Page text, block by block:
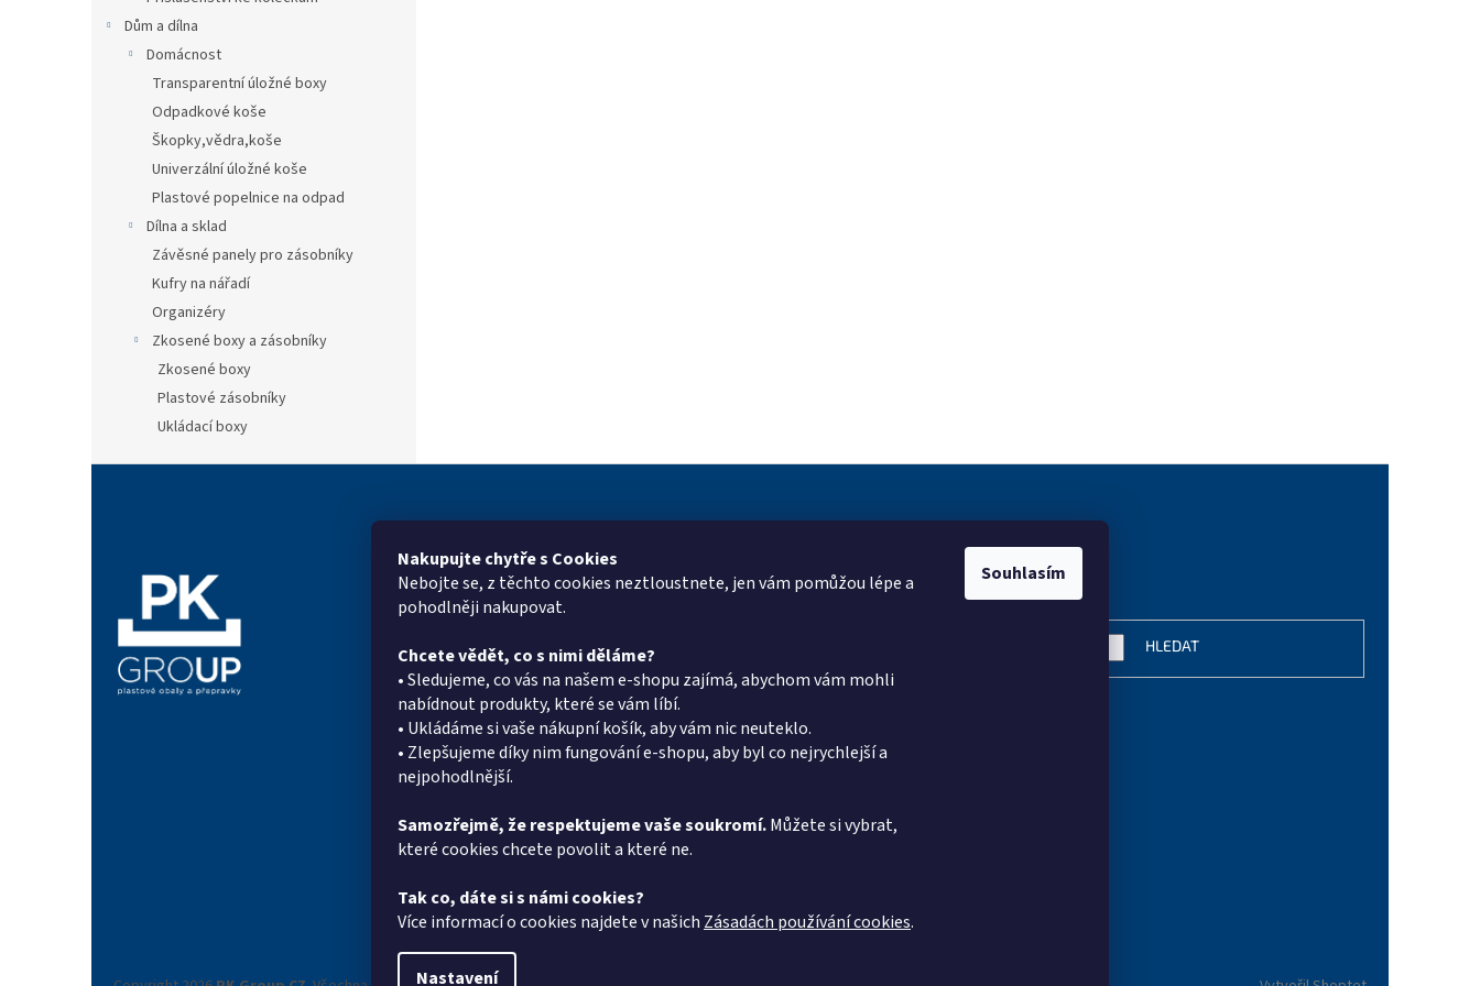
Nakupujte chytře s Cookies
Nebojte se, z těchto cookies neztloustnete, jen vám pomůžou lépe a
pohodlněji nakupovat.
Chcete vědět, co s nimi děláme?
• Sledujeme, co vás na našem e-shopu zajímá, abychom vám mohli
nabídnout produkty, které se vám líbí.
• Ukládáme si vaše nákupní košík, aby vám nic neuteklo.
• Zlepšujeme díky nim fungování e-shopu, aby byl co nejrychlejší a
nejpohodlnější.
Samozřejmě, že respektujeme vaše soukromí.Můžete si vybrat,
které cookies chcete povolit a které ne.
Tak co, dáte si s námi cookies?
Více informací o cookies najdete v našich Zásadách používání cookies.
Nastavení
Souhlasím
Dům a dílna
Domácnost
Transparentní úložné boxy
Odpadkové koše
Škopky,vědra,koše
Univerzální úložné koše
Plastové popelnice na odpad
Dílna a sklad
Závěsné panely pro zásobníky
Kufry na nářadí
Organizéry
Zkosené boxy a zásobníky
Zkosené boxy
Plastové zásobníky
Ukládací boxy
Informace pro vás
On-line poptávka
Kontakty
Novinky
Doprava a platba - PK Group
Systém slev PK Group.cz
Obchodní podmínky
Podmínky ochrany osobních
Reklamační protokol
Kontakt
HLEDAT